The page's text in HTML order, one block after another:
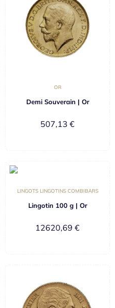
OR
Demi Souverain | Or
507,13 €
LINGOTS LINGOTINS COMBIBARS
Lingotin 100 g | Or
12620,69 €